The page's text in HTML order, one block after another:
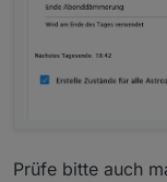
Prüfe bitte auch